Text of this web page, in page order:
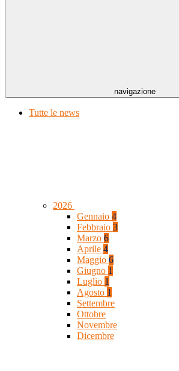
navigazione
Tutte le news
2026
Gennaio 4
Febbraio 3
Marzo 6
Aprile 4
Maggio 6
Giugno 1
Luglio 1
Agosto 1
Settembre
Ottobre
Novembre
Dicembre